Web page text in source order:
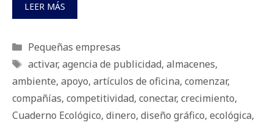
LEER MÁS
Categorías
Pequeñas empresas
Etiquetas
activar, agencia de publicidad, almacenes,
ambiente, apoyo, artículos de oficina, comenzar,
compañías, competitividad, conectar, crecimiento,
Cuaderno Ecológico, dinero, diseño gráfico, ecológica,